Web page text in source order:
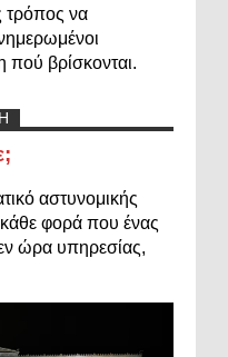
τρόπος να
πού βρίσκονται.
αστυνομικής
κάθε φορά που ένας
εν ώρα υπηρεσίας,